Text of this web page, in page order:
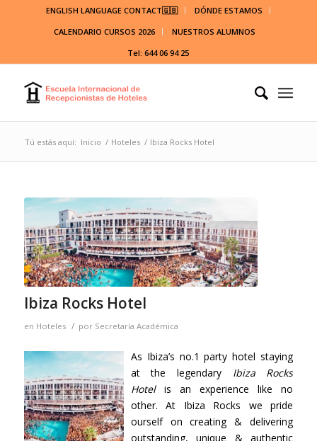
ENGLISH LANGUAGE CONTACT🇬🇧
DÓNDE ESTAMOS
CALENDARIO CURSOS 2026
NUESTROS ALUMNOS
Tel: 644 06 94 25
Tú estás aquí: Inicio / Hoteles / Ibiza Rocks Hotel
Ibiza Rocks Hotel
en Hoteles / por Secretaría Académica
As Ibiza’s no.1 party hotel staying
at the legendary Ibiza Rocks
Hotelis an experience like no
other. At Ibiza Rocks we pride
ourself on creating & delivering
outstanding, unique & authentic